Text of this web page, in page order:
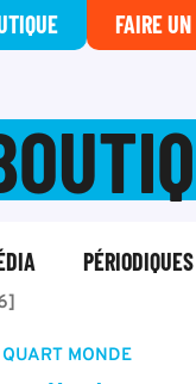
FAIRE UN
PÉRIODIQUES
MONDE